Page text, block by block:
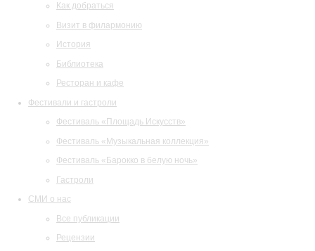
Как добраться
Визит в филармонию
История
Библиотека
Ресторан и кафе
Фестивали и гастроли
Фестиваль «Площадь Искусств»
Фестиваль «Музыкальная коллекция»
Фестиваль «Барокко в белую ночь»
Гастроли
СМИ о нас
Все публикации
Рецензии